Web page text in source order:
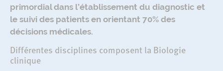
primordial dans l’établissement du diagnostic et
le suivi des patients en orientant 70% des
décisions médicales.
Différentes disciplines composent la Biologie
clinique